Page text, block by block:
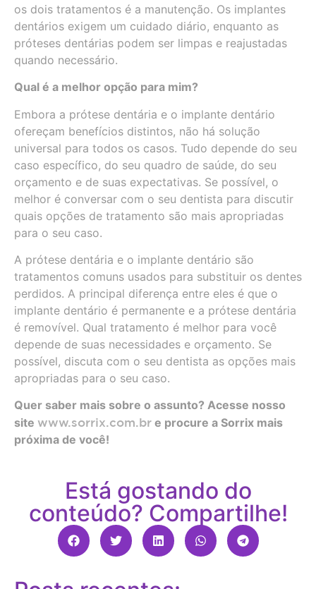
os dois tratamentos é a manutenção. Os implantes
dentários exigem um cuidado diário, enquanto as
próteses dentárias podem ser limpas e reajustadas
quando necessário.
Qual é a melhor opção para mim?
Embora a prótese dentária e o implante dentário
ofereçam benefícios distintos, não há solução
universal para todos os casos. Tudo depende do seu
caso específico, do seu quadro de saúde, do seu
orçamento e de suas expectativas. Se possível, o
melhor é conversar com o seu dentista para discutir
quais opções de tratamento são mais apropriadas
para o seu caso.
A prótese dentária e o implante dentário são
tratamentos comuns usados para substituir os dentes
perdidos. A principal diferença entre eles é que o
implante dentário é permanente e a prótese dentária
é removível. Qual tratamento é melhor para você
depende de suas necessidades e orçamento. Se
possível, discuta com o seu dentista as opções mais
apropriadas para o seu caso.
Quer saber mais sobre o assunto? Acesse nosso
site www.sorrix.com.br e procure a Sorrix mais
próxima de você!
Está gostando do
conteúdo? Compartilhe!